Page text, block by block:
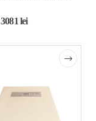
3081lei